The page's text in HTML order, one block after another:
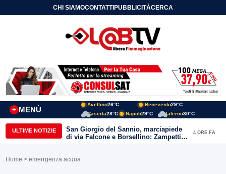
CHI SIAMOCONTATTIPUBBLICITÀCERCA
MENÙ
+
Avellino26°C Benevento29°C
Caserta28°C Napoli29°C Salerno30°C
ULTIME NOTIZIE
San Giorgio del Sannio, marciapiede
di via Falcone e Borsellino: Zampetti e
Lombardi replicano alle polemiche
4 ORE FA
Home > emerrgenza acqua